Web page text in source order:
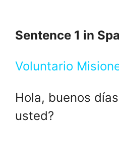
Sentence 1 in
Voluntario
Hola, buenos
usted?